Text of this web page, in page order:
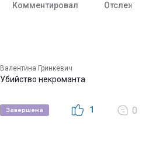
Комментировал
Валентина Гринкевич
Убийство некроманта
Завершена 1 0